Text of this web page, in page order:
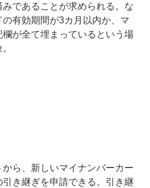
であることが求められる。な
有効期間が3カ月以内か、マ
が全て埋まっているという場
ら、新しいマイナンバーカー
引き継ぎを申請できる。引き継